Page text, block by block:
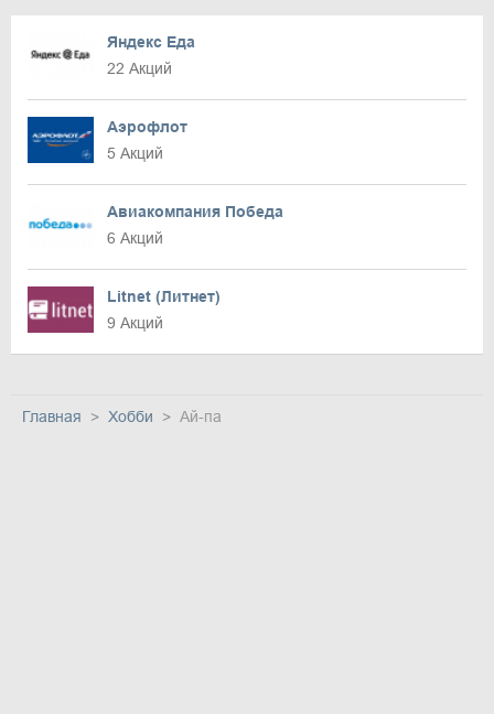
Яндекс Еда
22 Акций
Аэрофлот
5 Акций
Авиакомпания Победа
6 Акций
Litnet (Литнет)
9 Акций
Главная Хобби Ай-па